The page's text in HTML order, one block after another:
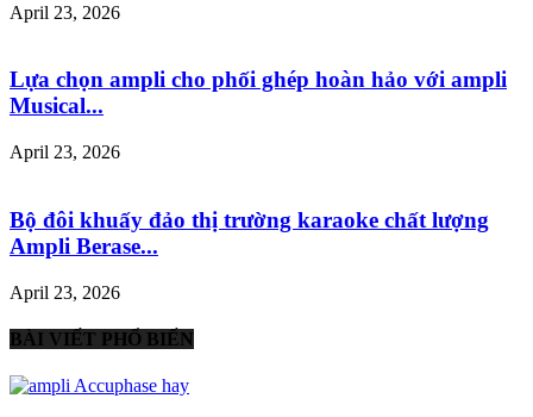
April 23, 2026
Lựa chọn ampli cho phối ghép hoàn hảo với ampli
Musical...
April 23, 2026
Bộ đôi khuấy đảo thị trường karaoke chất lượng
Ampli Berase...
April 23, 2026
BÀI VIẾT PHỔ BIẾN